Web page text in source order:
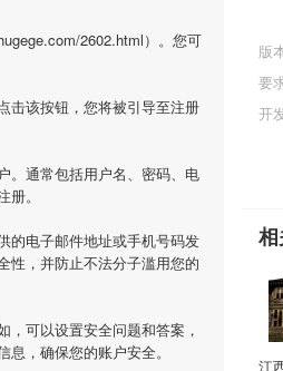
2602.html）。您可
击该按钮，您将被引导至注册
。通常包括用户名、密码、电
。
的电子邮件地址或手机号码发
性，并防止不法分子滥用您的
可以设置安全问题和答案，
，确保您的账户安全。
版
要
开
相